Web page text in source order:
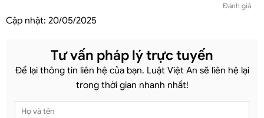
Đánh giá
Cập nhật: 20/05/2025
Tư vấn pháp lý trực tuyến
Để lại thông tin liên hệ của bạn. Luật Việt An sẽ liên hệ lại
trong thời gian nhanh nhất!